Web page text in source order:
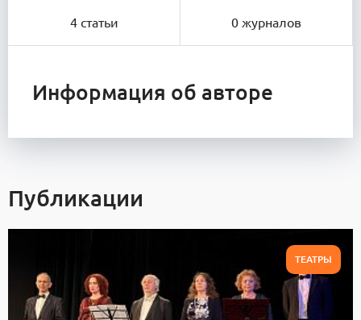
4 статьи 0 журналов
Информация об авторе
Публикации
ТЕАТРЫ